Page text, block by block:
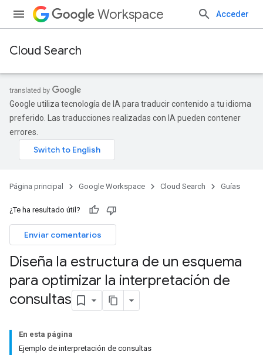
Workspace Acceder
Cloud Search
Google utiliza tecnología de IA para traducir contenido a tu idioma
preferido. Las traducciones realizadas con IA pueden contener
errores.
Página principal Google Workspace Cloud Search Guías
¿Te ha resultado útil?
Enviar comentarios
Diseña la estructura de un esquema
para optimizar la interpretación de
consultas
En esta página
Ejemplo de interpretación de consultas